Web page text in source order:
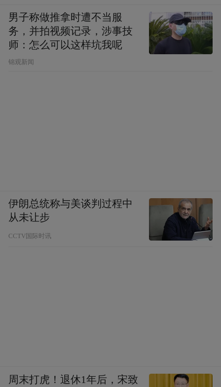
男子称做推拿时遭不当服
务，并拍视频记录，涉事技
师：怎么可以这样坑我呢
锦观新闻
伊朗总统称与美谈判过程中
从未让步
CCTV国际时讯
周末打虎！退休1年后，宋致